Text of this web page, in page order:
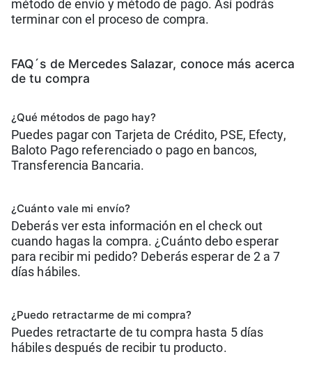
método de envío y método de pago. Así podrás
terminar con el proceso de compra.
FAQ´s de Mercedes Salazar, conoce más acerca
de tu compra
¿Qué métodos de pago hay?
Puedes pagar con Tarjeta de Crédito, PSE, Efecty,
Baloto Pago referenciado o pago en bancos,
Transferencia Bancaria.
¿Cuánto vale mi envío?
Deberás ver esta información en el check out
cuando hagas la compra. ¿Cuánto debo esperar
para recibir mi pedido? Deberás esperar de 2 a 7
días hábiles.
¿Puedo retractarme de mi compra?
Puedes retractarte de tu compra hasta 5 días
hábiles después de recibir tu producto.